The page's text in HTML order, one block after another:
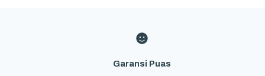
Garansi Puas